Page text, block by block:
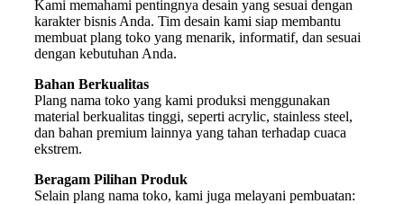
Kami memahami pentingnya desain yang sesuai dengan
karakter bisnis Anda. Tim desain kami siap membantu
membuat plang toko yang menarik, informatif, dan sesuai
dengan kebutuhan Anda.
Bahan Berkualitas
Plang nama toko yang kami produksi menggunakan
material berkualitas tinggi, seperti acrylic, stainless steel,
dan bahan premium lainnya yang tahan terhadap cuaca
ekstrem.
Beragam Pilihan Produk
Selain plang nama toko, kami juga melayani pembuatan: